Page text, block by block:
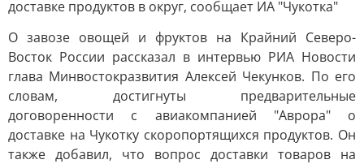
доставке продуктов в округ, сообщает ИА "Чукотка"
О завозе овощей и фруктов на Крайний Северо-
Восток России рассказал в интервью РИА Новости
глава Минвостокразвития Алексей Чекунков. По его
словам, достигнуты предварительные
договоренности с авиакомпанией "Аврора" о
доставке на Чукотку скоропортящихся продуктов. Он
также добавил, что вопрос доставки товаров на